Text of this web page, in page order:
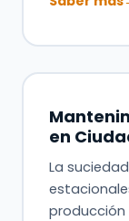
en
La
producción